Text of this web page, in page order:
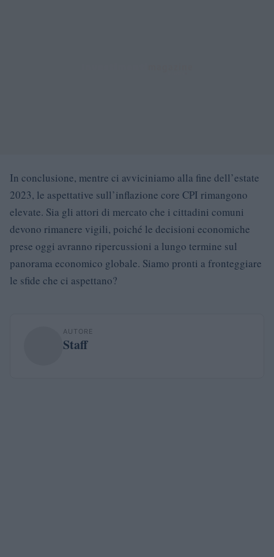
In conclusione, mentre ci avviciniamo alla fine dell’estate
2023, le aspettative sull’inflazione core CPI rimangono
elevate. Sia gli attori di mercato che i cittadini comuni
devono rimanere vigili, poiché le decisioni economiche
prese oggi avranno ripercussioni a lungo termine sul
panorama economico globale. Siamo pronti a fronteggiare
le sfide che ci aspettano?
AUTORE
Staff